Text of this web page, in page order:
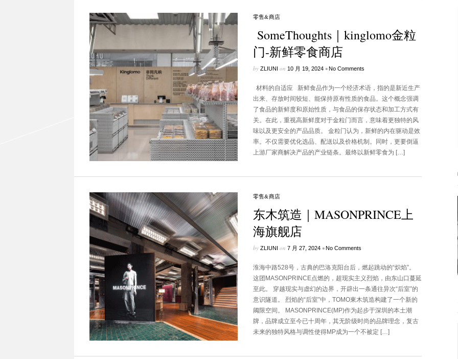
零售&商店
SomeThoughts｜kinglomo金粒
门-新鲜零食商店
by ZLIUNI on 10 月 19, 2024 •No Comments
材料的自适应 新鲜食品作为一个经济术语，指的是新近生产
出来、存放时间较短、能保持原有性质的食品。这个概念强调
了食品的新鲜度和原始性质，与食品的保存状态和加工方式有
关。在此，重视高新鲜度对于金粒门而言，意味着更独特的风
味以及更安全的产品品质。 金粒门认为，新鲜的内在驱动是效
率。不仅需要优化选品、配送以及价格机制。同时，更要倒逼
上游厂家商解决产品的产业链条。最终以新鲜零食为 […]
零售&商店
东木筑造｜MASONPRINCE上
海旗舰店
by ZLIUNI on 7 月 27, 2024 •No Comments
淮海中路528号，古典的巴洛克阳台后，燃起跳动的“炽焰”。
这团MASONPRINCE点燃的，超现实主义烈焰，由东山口蔓延
至此。 穿越现实与虚幻的边界，开辟出一条通往异次“后室”的
意识隧道。 烈焰的“后室”中，TOMO東木筑造构建了一个新的
阈限空间。 MASONPRINCE(MP)作为起步于深圳的本土潮
牌，品牌成立至今已十周年，其无阶级时尚的品牌理念，复古
未来的独特风格与调性使得MP成为一个不被定 […]